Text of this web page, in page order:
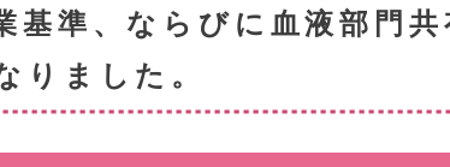
基準、ならびに血液部門
りました。